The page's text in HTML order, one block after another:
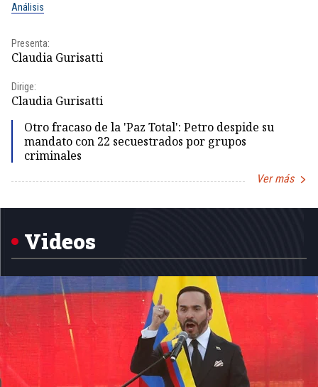
Análisis
Presenta:
Claudia Gurisatti
Dirige:
Claudia Gurisatti
Otro fracaso de la 'Paz Total': Petro despide su
mandato con 22 secuestrados por grupos
criminales
Ver más
1
Videos